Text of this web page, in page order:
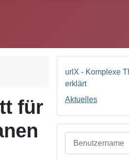
für
urlX - Komplexe
erklärt
Aktuelles